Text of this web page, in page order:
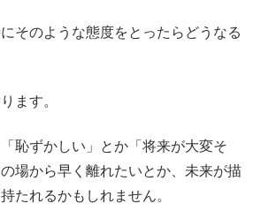
そのような態度をとったらどうなる
ます。
恥ずかしい」とか「将来が大変そ
場から早く離れたいとか、未来が描
たれるかもしれません。